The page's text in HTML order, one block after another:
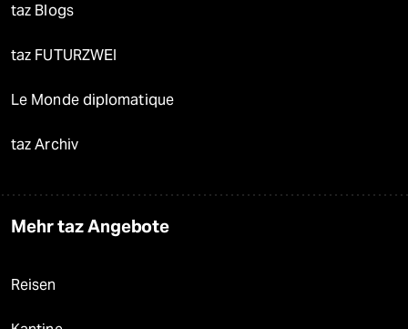
taz Blogs
taz FUTURZWEI
Le Monde diplomatique
taz Archiv
Mehr taz Angebote
Reisen